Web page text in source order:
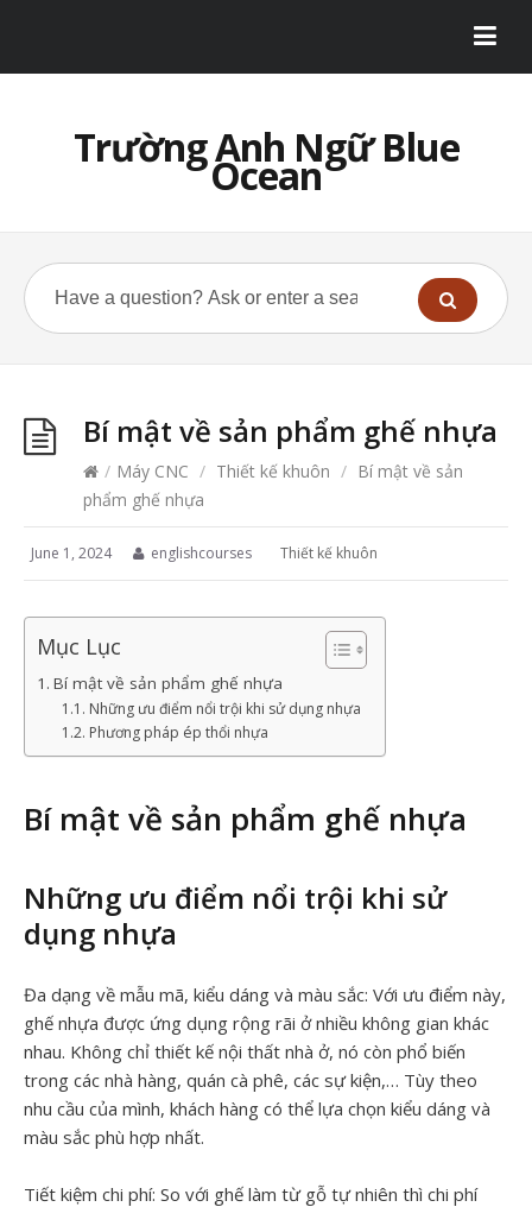
Trường Anh Ngữ Blue
Ocean
Bí mật về sản phẩm ghế nhựa
/ Máy CNC / Thiết kế khuôn / Bí mật về sản
phẩm ghế nhựa
June 1, 2024 englishcourses Thiết kế khuôn
Mục Lục
Bí mật về sản phẩm ghế nhựa
Những ưu điểm nổi trội khi sử dụng nhựa
Phương pháp ép thổi nhựa
Bí mật về sản phẩm ghế nhựa
Những ưu điểm nổi trội khi sử
dụng nhựa
Đa dạng về mẫu mã, kiểu dáng và màu sắc: Với ưu điểm này,
ghế nhựa được ứng dụng rộng rãi ở nhiều không gian khác
nhau. Không chỉ thiết kế nội thất nhà ở, nó còn phổ biến
trong các nhà hàng, quán cà phê, các sự kiện,… Tùy theo
nhu cầu của mình, khách hàng có thể lựa chọn kiểu dáng và
màu sắc phù hợp nhất.
Tiết kiệm chi phí: So với ghế làm từ gỗ tự nhiên thì chi phí